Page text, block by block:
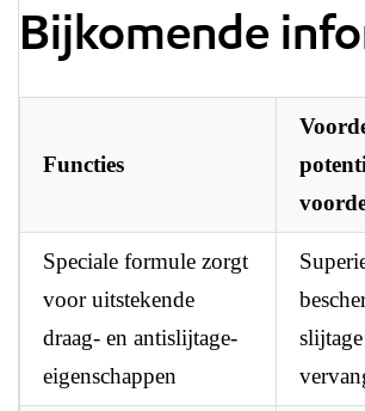
Bijkomende
Functies
Speciale formule zorgt
voor uitstekende
draag- en antislijtage-
eigenschappen